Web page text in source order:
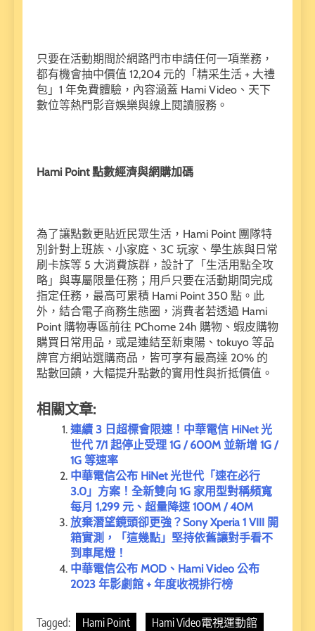
只要在活動期間於網路門市申請任何一項業務，
都有機會抽中價值 12,204 元的「精采生活 + 大禮
包」1 年免費體驗，內容涵蓋 Hami Video、天下
數位等熱門影音娛樂與線上閱讀服務。
Hami Point 點數經濟與網購加碼
為了讓點數更貼近民眾生活，Hami Point 團隊特
別針對上班族、小家庭、3C 玩家、學生族與日常
刷卡族等 5 大消費族群，設計了「生活用點全攻
略」與專屬限量任務；用戶只要在活動期間完成
指定任務，最高可累積 Hami Point 350 點。此
外，結合電子商務生態圈，消費者若透過 Hami
Point 購物專區前往 PChome 24h 購物、蝦皮購物
購買日常用品，或是連結至新東陽、tokuyo 等品
牌官方網站選購商品，皆可享有最高達 20% 的
點數回饋，大幅提升點數的實用性與折抵價值。
相關文章:
連續 3 日超標會限速！中華電信 HiNet 光
世代 7/1 起停止受理 1G / 600M 並新增 1G /
1G 等速率
中華電信公布 HiNet 光世代「速在必行
3.0」方案！全新雙向 1G 家用型對稱頻寬
每月 1,299 元、超量降速 100M / 40M
放棄潛望鏡頭卻更強？Sony Xperia 1 VIII 開
箱實測，「這幾點」堅持依舊讓對手看不
到車尾燈！
中華電信公布 MOD、Hami Video 公布
2023 年影劇館 + 年度收視排行榜
Tagged: Hami Point
Hami Video電視運動館